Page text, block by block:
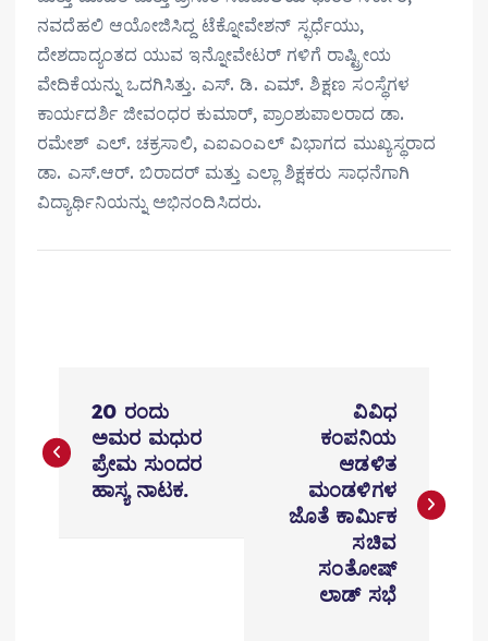
ನವದೆಹಲಿ ಆಯೋಜಿಸಿದ್ದ ಟೆಕ್ನೋವೇಶನ್ ಸ್ಫರ್ಧೆಯು,
ದೇಶದಾದ್ಯಂತದ ಯುವ ಇನ್ನೋವೇಟರ್ ಗಳಿಗೆ ರಾಷ್ಟ್ರೀಯ
ವೇದಿಕೆಯನ್ನು ಒದಗಿಸಿತ್ತು. ಎಸ್. ಡಿ. ಎಮ್. ಶಿಕ್ಷಣ ಸಂಸ್ಥೆಗಳ
ಕಾರ್ಯದರ್ಶಿ ಜೀವಂಧರ ಕುಮಾರ್, ಪ್ರಾಂಶುಪಾಲರಾದ ಡಾ.
ರಮೇಶ್ ಎಲ್. ಚಕ್ರಸಾಲಿ, ಎಐಎಂಎಲ್ ವಿಭಾಗದ ಮುಖ್ಯಸ್ಥರಾದ
ಡಾ. ಎಸ್.ಆರ್. ಬಿರಾದರ್ ಮತ್ತು ಎಲ್ಲಾ ಶಿಕ್ಷಕರು ಸಾಧನೆಗಾಗಿ
ವಿದ್ಯಾರ್ಥಿನಿಯನ್ನು ಅಭಿನಂದಿಸಿದರು.
o
s
20 ರಂದು
ಅಮರ ಮಧುರ
ಪ್ರೇಮ ಸುಂದರ
ಹಾಸ್ಯ ನಾಟಕ.
ವಿವಿಧ
ಕಂಪನಿಯ
ಆಡಳಿತ
ಮಂಡಳಿಗಳ
ಜೊತೆ ಕಾರ್ಮಿಕ
ಸಚಿವ
ಸಂತೋಷ್‌
ಲಾಡ್‌ ಸಭೆ